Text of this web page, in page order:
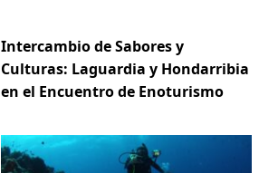
Intercambio de Sabores y
Culturas: Laguardia y Hondarribia
en el Encuentro de Enoturismo